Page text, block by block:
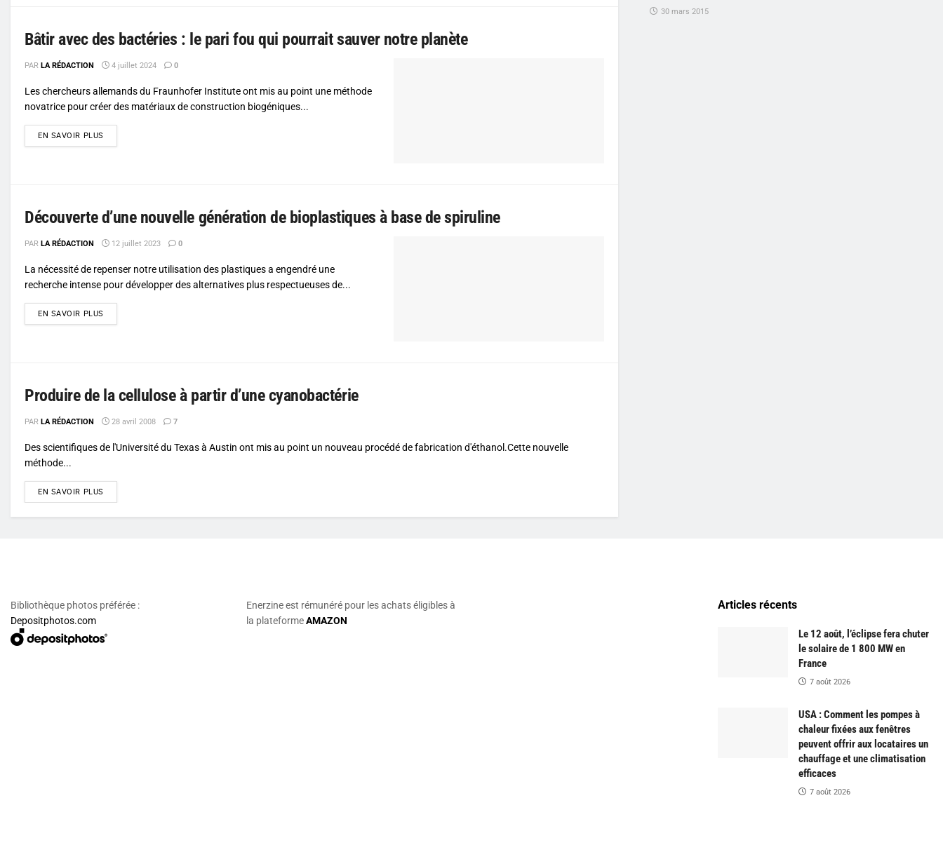
Bâtir avec des bactéries : le pari fou qui pourrait sauver notre planète
PAR LA RÉDACTION 4 juillet 2024 0
Les chercheurs allemands du Fraunhofer Institute ont mis au point une méthode
novatrice pour créer des matériaux de construction biogéniques...
EN SAVOIR PLUS
Découverte d’une nouvelle génération de bioplastiques à base de spiruline
PAR LA RÉDACTION 12 juillet 2023 0
La nécessité de repenser notre utilisation des plastiques a engendré une
recherche intense pour développer des alternatives plus respectueuses de...
EN SAVOIR PLUS
Produire de la cellulose à partir d’une cyanobactérie
PAR LA RÉDACTION 28 avril 2008 7
Des scientifiques de l'Université du Texas à Austin ont mis au point un nouveau procédé de fabrication d'éthanol.Cette nouvelle
méthode...
EN SAVOIR PLUS
30 mars 2015
Bibliothèque photos préférée :
Depositphotos.com
Enerzine est rémunéré pour les achats éligibles à
la plateformeAMAZON
Articles récents
Le 12 août, l’éclipse fera chuter
le solaire de 1 800 MW en
France
7 août 2026
USA : Comment les pompes à
chaleur fixées aux fenêtres
peuvent offrir aux locataires un
chauffage et une climatisation
efficaces
7 août 2026